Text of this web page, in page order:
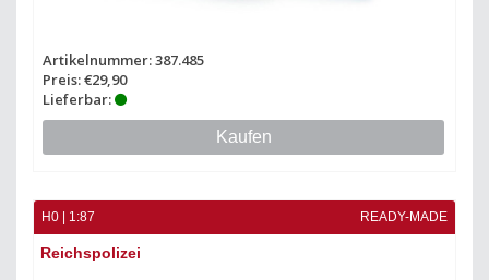
Artikelnummer: 387.485
Preis: €29,90
Lieferbar:
Kaufen
H0 | 1:87 READY-MADE
Reichspolizei